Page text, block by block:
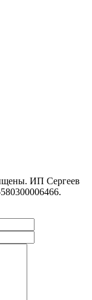
ИП Сергеев